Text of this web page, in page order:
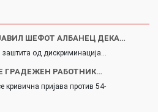
ШЕФОТ АЛБАНЕЦ ДЕКА…
од дискриминација…
ГРАДЕЖЕН РАБОТНИК…
кривична пријава против 54-